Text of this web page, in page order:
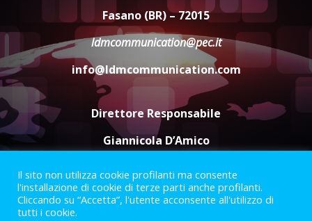
6 Agosto 2026 14:16
Grazia Neglia, coordinatrice
cittadina di Fratelli d’Italia,
pronta a tornare in Consiglio
comunale
6 Agosto 2026 08:00
Fasano (BR) – 72015
ldmcommunication@pec.it
info@ldmcommunication.com
Direttore Responsabile
Giannicola D’Amico
Termini e Condizioni
Privacy Policy
Informazioni Legali
Il sito non utilizza cookie profilanti ma consente
l'installazione di cookie di terze parti anche profilanti.
Cliccando su “Accetta”, l'utente acconsente all'utilizzo di
tutti i cookie.